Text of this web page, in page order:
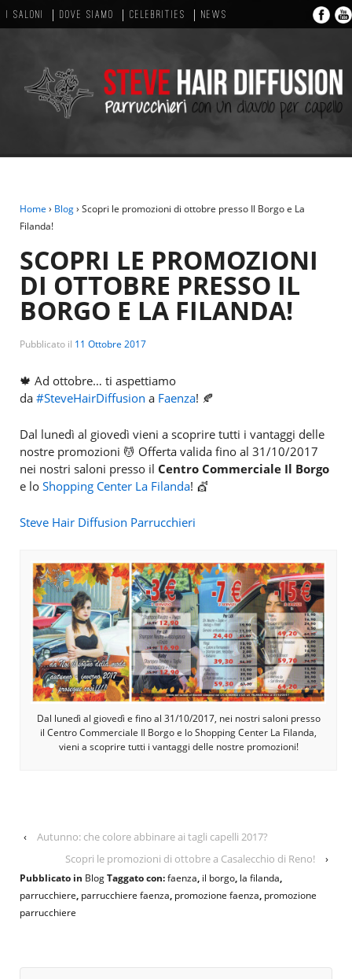
I SALONI DOVE SIAMO CELEBRITIES NEWS
Home › Blog› Scopri le promozioni di ottobre presso Il Borgo e La
Filanda!
SCOPRI LE PROMOZIONI
DI OTTOBRE PRESSO IL
BORGO E LA FILANDA!
Pubblicato il 11 Ottobre 2017
🍁 Ad ottobre… ti aspettiamo
da #SteveHairDiffusion a Faenza! 🍂
Dal lunedì al giovedì vieni a scoprire tutti i vantaggi delle
nostre promozioni 💆 Offerta valida fino al 31/10/2017
nei nostri saloni presso il Centro Commerciale Il Borgo
e lo Shopping Center La Filanda! 💇
Steve Hair Diffusion Parrucchieri
Dal lunedì al giovedì e fino al 31/10/2017, nei nostri saloni presso
il Centro Commerciale Il Borgo e lo Shopping Center La Filanda,
vieni a scoprire tutti i vantaggi delle nostre promozioni!
‹
Autunno: che colore abbinare ai tagli capelli 2017?
Scopri le promozioni di ottobre a Casalecchio di Reno!
›
Pubblicato in BlogTaggato con:faenza, il borgo, la filanda,
parrucchiere, parrucchiere faenza, promozione faenza, promozione
parrucchiere